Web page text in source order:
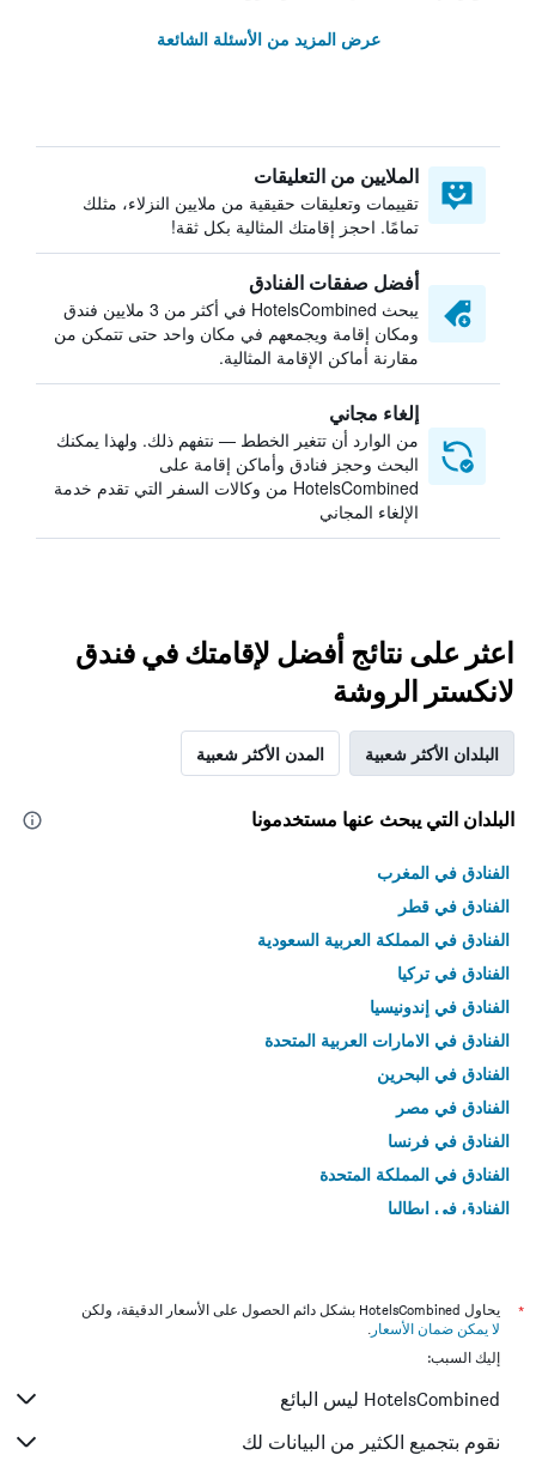
عرض المزيد من الأسئلة الشائعة
الملايين من التعليقات
تقييمات وتعليقات حقيقية من ملايين النزلاء، مثلك
تمامًا. احجز إقامتك المثالية بكل ثقة!
أفضل صفقات الفنادق
يبحث HotelsCombined في أكثر من 3 ملايين فندق
ومكان إقامة ويجمعهم في مكان واحد حتى تتمكن من
مقارنة أماكن الإقامة المثالية.
إلغاء مجاني
من الوارد أن تتغير الخطط — نتفهم ذلك. ولهذا يمكنك
البحث وحجز فنادق وأماكن إقامة على
HotelsCombined من وكالات السفر التي تقدم خدمة
الإلغاء المجاني
اعثر على نتائج أفضل لإقامتك في فندق
لانكستر الروشة
البلدان الأكثر شعبية المدن الأكثر شعبية
البلدان التي يبحث عنها مستخدمونا
الفنادق في المغرب
الفنادق في قطر
الفنادق في المملكة العربية السعودية
الفنادق في تركيا
الفنادق في إندونيسيا
الفنادق في الامارات العربية المتحدة
الفنادق في البحرين
الفنادق في مصر
الفنادق في فرنسا
الفنادق في المملكة المتحدة
الفنادق في إيطاليا
*
يحاول HotelsCombined بشكل دائم الحصول على الأسعار الدقيقة، ولكن
لا يمكن ضمان الأسعار .
إليك السبب:
HotelsCombined ليس البائع
نقوم بتجميع الكثير من البيانات لك